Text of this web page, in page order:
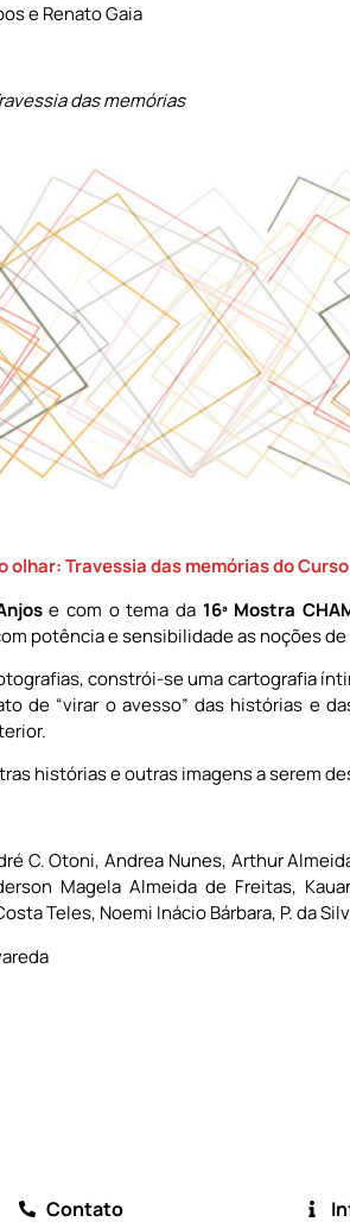
e Renato Gaia
das memórias
Travessia das memórias do
e com o tema da 16ª Mostra
potência e sensibilidade as noções
constrói-se uma cartografia
de “virar o avesso” das histórias e
histórias e outras imagens a serem
C. Otoni, Andrea Nunes, Arthur
Magela Almeida de Freitas,
Teles, Noemi Inácio Bárbara, P. da
Contato